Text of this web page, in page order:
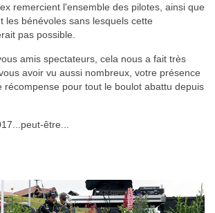
remercient l'ensemble des pilotes, ainsi que
les bénévoles sans lesquels cette
pas possible.
amis spectateurs, cela nous a fait très
avoir vu aussi nombreux, votre présence
récompense pour tout le boulot abattu depuis
être...